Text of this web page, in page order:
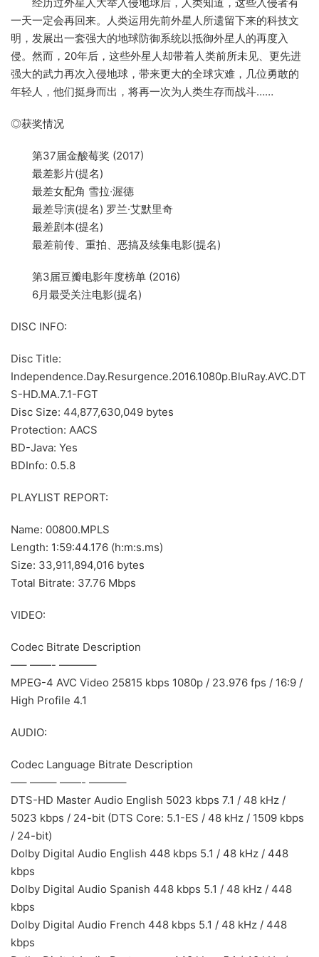
一天一定会再回来。人类运用先前外星人所遗留下来的科技文
明，发展出一套强大的地球防御系统以抵御外星人的再度入
侵。然而，20年后，这些外星人却带着人类前所未见、更先进
强大的武力再次入侵地球，带来更大的全球灾难，几位勇敢的
年轻人，他们挺身而出，将再一次为人类生存而战斗……
◎获奖情况
第37届金酸莓奖 (2017)
最差影片(提名)
最差女配角 雪拉·渥德
最差导演(提名) 罗兰·艾默里奇
最差剧本(提名)
最差前传、重拍、恶搞及续集电影(提名)
第3届豆瓣电影年度榜单 (2016)
6月最受关注电影(提名)
DISC INFO:
Disc Title:
Independence.Day.Resurgence.2016.1080p.BluRay.AVC.DT
S-HD.MA.7.1-FGT
Disc Size: 44,877,630,049 bytes
Protection: AACS
BD-Java: Yes
BDInfo: 0.5.8
PLAYLIST REPORT:
Name: 00800.MPLS
Length: 1:59:44.176 (h:m:s.ms)
Size: 33,911,894,016 bytes
Total Bitrate: 37.76 Mbps
VIDEO:
Codec Bitrate Description
—– ——- ———–
MPEG-4 AVC Video 25815 kbps 1080p / 23.976 fps / 16:9 /
High Profile 4.1
AUDIO:
Codec Language Bitrate Description
—– ——– ——- ———–
DTS-HD Master Audio English 5023 kbps 7.1 / 48 kHz /
5023 kbps / 24-bit (DTS Core: 5.1-ES / 48 kHz / 1509 kbps
/ 24-bit)
Dolby Digital Audio English 448 kbps 5.1 / 48 kHz / 448
kbps
Dolby Digital Audio Spanish 448 kbps 5.1 / 48 kHz / 448
kbps
Dolby Digital Audio French 448 kbps 5.1 / 48 kHz / 448
kbps